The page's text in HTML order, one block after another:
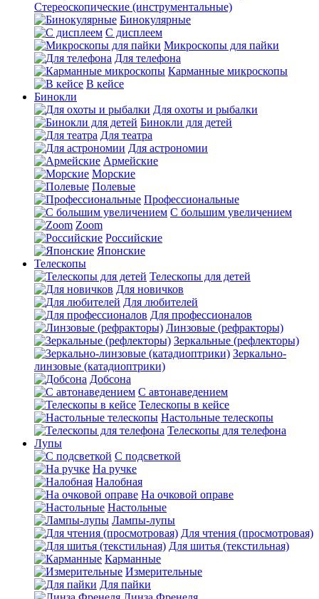
Стереоскопические (инструментальные)
Бинокулярные
С дисплеем
Микроскопы для пайки
Для телефона
Карманные микроскопы
В кейсе
Бинокли
Для охоты и рыбалки
Бинокли для детей
Для театра
Для астрономии
Армейские
Морские
Полевые
Профессиональные
С большим увеличением
Zoom
Российские
Японские
Телескопы
Телескопы для детей
Для новичков
Для любителей
Для профессионалов
Линзовые (рефракторы)
Зеркальные (рефлекторы)
Зеркально-
линзовые (катадиоптрики)
Добсона
С автонаведением
Телескопы в кейсе
Настольные телескопы
Телескопы для телефона
Лупы
С подсветкой
На ручке
Налобная
На очковой оправе
Настольные
Лампы-лупы
Для чтения (просмотровая)
Для шитья (текстильная)
Карманные
Измерительные
Для пайки